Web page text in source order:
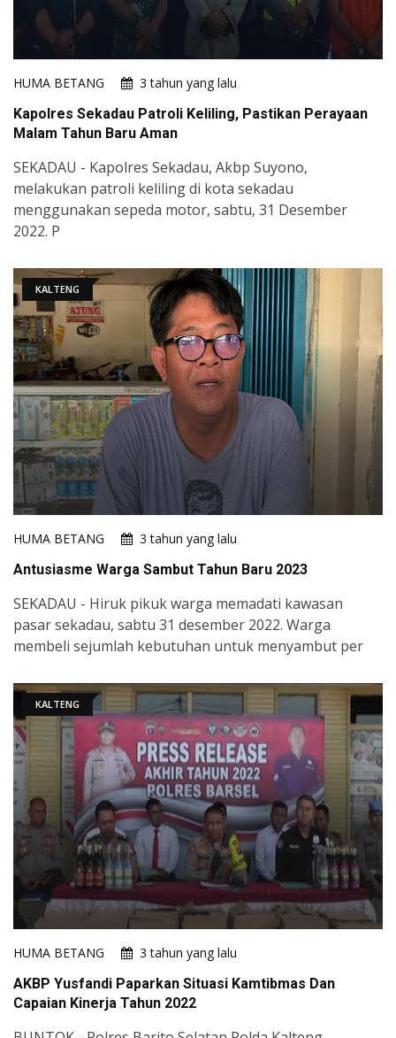
HUMA BETANG
3 tahun yang lalu
Kapolres Sekadau Patroli Keliling, Pastikan Perayaan
Malam Tahun Baru Aman
SEKADAU - Kapolres Sekadau, Akbp Suyono,
melakukan patroli keliling di kota sekadau
menggunakan sepeda motor, sabtu, 31 Desember
2022. P
KALTENG
HUMA BETANG
3 tahun yang lalu
Antusiasme Warga Sambut Tahun Baru 2023
SEKADAU - Hiruk pikuk warga memadati kawasan
pasar sekadau, sabtu 31 desember 2022. Warga
membeli sejumlah kebutuhan untuk menyambut per
KALTENG
HUMA BETANG
3 tahun yang lalu
AKBP Yusfandi Paparkan Situasi Kamtibmas Dan
Capaian Kinerja Tahun 2022